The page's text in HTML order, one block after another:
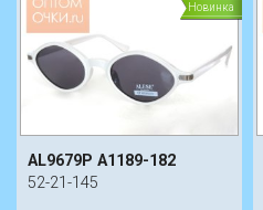
Новинка
AL9679P A1189-182
52-21-145